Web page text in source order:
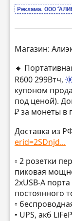
Реклама. ООО
Магазин:
🔸
R600 299Втч,
купоном
под ценой).
₽ за монеты в
Доставка из
erid=2SDnjd...
▫️ 2 розетки
пиковая
2хUSB-A
постоянного
▫️
▫️ UPS, акб